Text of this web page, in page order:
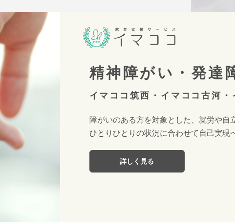
精神障がい・ 発達
イマココ筑西・イマココ古河
障がいのある方を対象とした、就労や自
ひとりひとりの状況に合わせて自己実現
詳しく見る